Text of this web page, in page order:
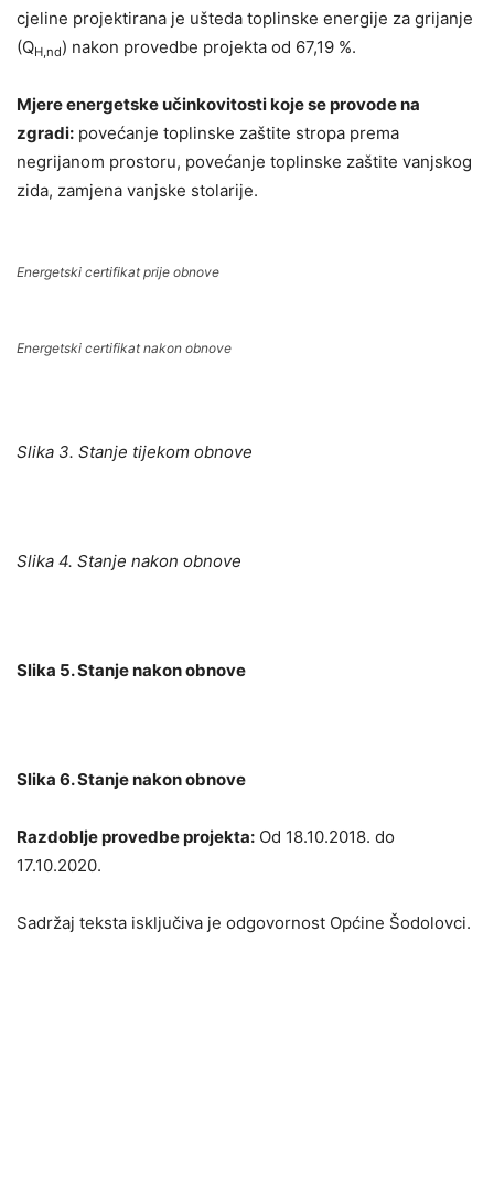
cjeline projektirana je ušteda toplinske energije za grijanje
(QH,nd) nakon provedbe projekta od 67,19 %.
Mjere energetske učinkovitosti koje se provode na
zgradi: povećanje toplinske zaštite stropa prema
negrijanom prostoru, povećanje toplinske zaštite vanjskog
zida, zamjena vanjske stolarije.
Energetski certifikat prije obnove
Energetski certifikat nakon obnove
Slika 3. Stanje tijekom obnove
Slika 4. Stanje nakon obnove
Slika 5. Stanje nakon obnove
Slika 6. Stanje nakon obnove
Razdoblje provedbe projekta: Od 18.10.2018. do
17.10.2020.
Sadržaj teksta isključiva je odgovornost Općine Šodolovci.